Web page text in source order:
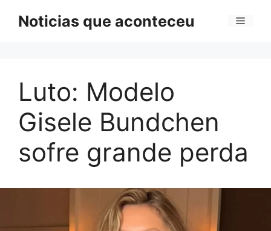
Noticias que aconteceu Menu
Luto: Modelo
Gisele Bundchen
sofre grande perda